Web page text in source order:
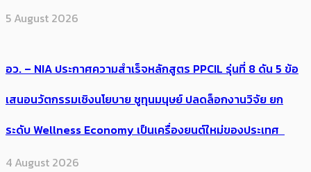
5 August 2026
อว. – NIA ประกาศความสำเร็จหลักสูตร PPCIL รุ่นที่ 8 ดัน 5 ข้อ
เสนอนวัตกรรมเชิงนโยบาย ชูทุนมนุษย์ ปลดล็อกงานวิจัย ยก
ระดับ Wellness Economy เป็นเครื่องยนต์ใหม่ของประเทศ
4 August 2026